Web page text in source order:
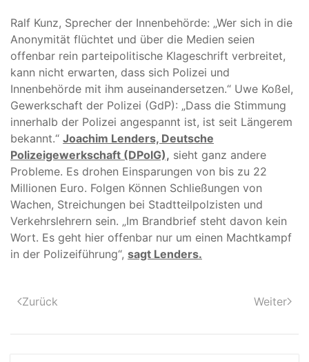
Ralf Kunz, Sprecher der Innenbehörde: „Wer sich in die
Anonymität flüchtet und über die Medien seien
offenbar rein parteipolitische Klageschrift verbreitet,
kann nicht erwarten, dass sich Polizei und
Innenbehörde mit ihm auseinandersetzen.“ Uwe Koßel,
Gewerkschaft der Polizei (GdP): „Dass die Stimmung
innerhalb der Polizei angespannt ist, ist seit Längerem
bekannt.“ Joachim Lenders, Deutsche
Polizeigewerkschaft (DPolG), sieht ganz andere
Probleme. Es drohen Einsparungen von bis zu 22
Millionen Euro. Folgen Können Schließungen von
Wachen, Streichungen bei Stadtteilpolzisten und
Verkehrslehrern sein. „Im Brandbrief steht davon kein
Wort. Es geht hier offenbar nur um einen Machtkampf
in der Polizeiführung“, sagt Lenders.
Zurück Weiter